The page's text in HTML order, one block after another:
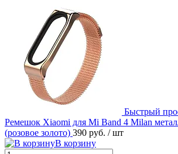
Быстрый
Ремешок Xiaomi для Mi Band 4 Milan
(розовое золото) 390 руб. / шт
В корзину